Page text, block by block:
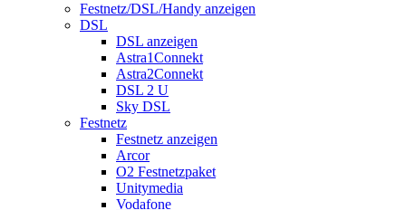
Festnetz/DSL/Handy anzeigen
DSL
DSL anzeigen
Astra1Connekt
Astra2Connekt
DSL 2 U
Sky DSL
Festnetz
Festnetz anzeigen
Arcor
O2 Festnetzpaket
Unitymedia
Vodafone